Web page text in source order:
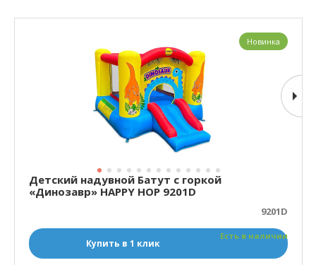
Детский надувной Батут с горкой
«Динозавр» HAPPY HOP 9201D
9201D
Есть в наличии
Купить в 1 клик
Новинка